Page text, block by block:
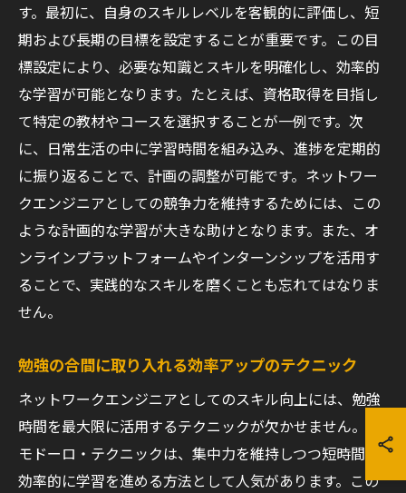
す。最初に、自身のスキルレベルを客観的に評価し、短
期および長期の目標を設定することが重要です。この目
標設定により、必要な知識とスキルを明確化し、効率的
な学習が可能となります。たとえば、資格取得を目指し
て特定の教材やコースを選択することが一例です。次
に、日常生活の中に学習時間を組み込み、進捗を定期的
に振り返ることで、計画の調整が可能です。ネットワー
クエンジニアとしての競争力を維持するためには、この
ような計画的な学習が大きな助けとなります。また、オ
ンラインプラットフォームやインターンシップを活用す
ることで、実践的なスキルを磨くことも忘れてはなりま
せん。
勉強の合間に取り入れる効率アップのテクニック
ネットワークエンジニアとしてのスキル向上には、勉強
時間を最大限に活用するテクニックが欠かせません。ポ
モドーロ・テクニックは、集中力を維持しつつ短時間で
効率的に学習を進める方法として人気があります。この